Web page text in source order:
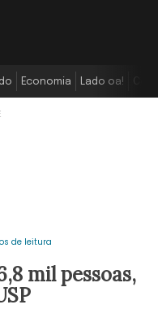
Economia Lado oa!
de leitura
mil pessoas,